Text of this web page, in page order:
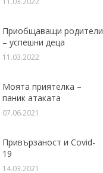
Приобщаващи родители
– успешни деца
11.03.2022
Моята приятелка –
паник атаката
07.06.2021
Привързаност и Covid-
19
14.03.2021